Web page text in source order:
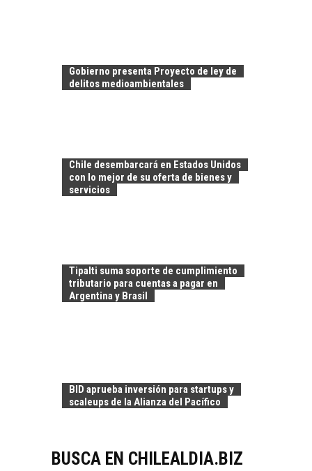
Gobierno presenta Proyecto de ley de
delitos medioambientales
Chile desembarcará en Estados Unidos
con lo mejor de su oferta de bienes y
servicios
Tipalti suma soporte de cumplimiento
tributario para cuentas a pagar en
Argentina y Brasil
BID aprueba inversión para startups y
scaleups de la Alianza del Pacífico
BUSCA EN CHILEALDIA.BIZ
AMÉRICA LATINA:
AVANCES Y DESAFÍOS
TRANSFORMACIÓN
DE LOS RECURSOS
HUMANOS EN LAS
EMPRESAS
las empresas…
CHILE:
ALTERNATIVAS MÁS
Financiamiento para